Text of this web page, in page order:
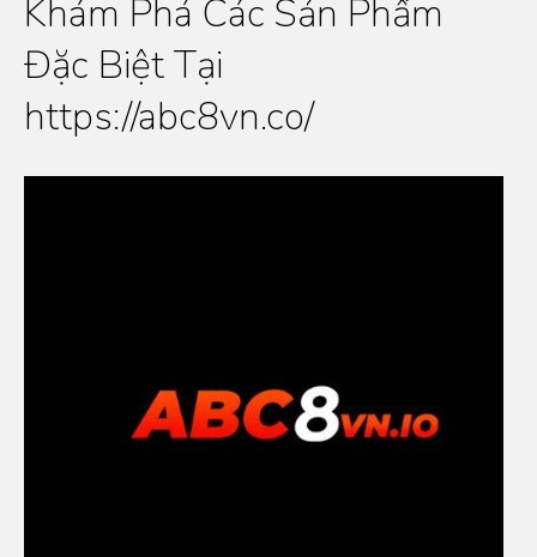
Khám Phá Các Sản Phẩm
Đặc Biệt Tại
https://abc8vn.co/